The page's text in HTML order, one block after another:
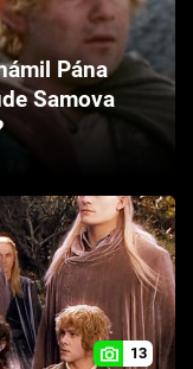
Pána
Samova
13